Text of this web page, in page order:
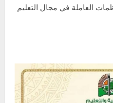
العاملة في مجال التعليم